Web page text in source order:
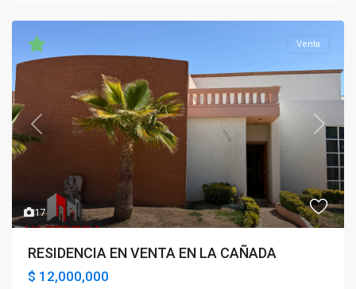
17
Previous Next
Venta
RESIDENCIA EN VENTA EN LA CAÑADA
$ 12,000,000